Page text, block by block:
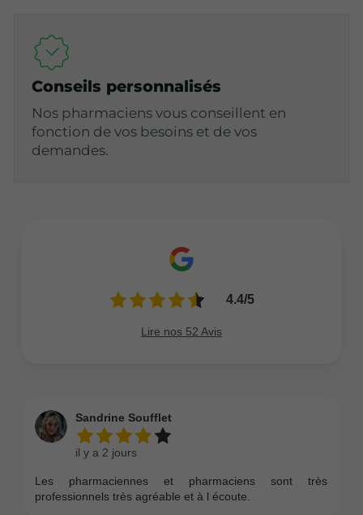
Conseils personnalisés
Nos pharmaciens vous conseillent en
fonction de vos besoins et de vos
demandes.